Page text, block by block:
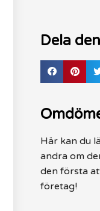
Dela
Här kan du
andra om
den första
företag!